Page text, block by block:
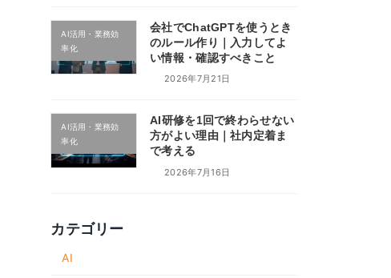
AI活用・業務効
率化
会社でChatGPTを使うとき
のルール作り｜入力してよ
い情報・確認すべきこと
2026年7月21日
AI活用・業務効
率化
AI研修を1回で終わらせない
方がよい理由｜社内定着ま
で考える
2026年7月16日
カテゴリー
AI